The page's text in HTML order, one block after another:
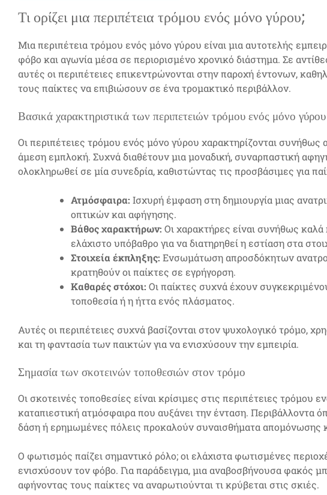
Τι ορίζει μια περιπέτεια τρόμου ενός μόνο γύρου;
Μια περιπέτεια τρόμου ενός μόνο γύρου είναι μια αυτοτελής
φόβο και αγωνία μέσα σε περιορισμένο χρονικό διάστημα. Σε
αυτές οι περιπέτειες επικεντρώνονται στην παροχή έντονων,
τους παίκτες να επιβιώσουν σε ένα τρομακτικό περιβάλλον.
Βασικά χαρακτηριστικά των περιπετειών τρόμου ενός μόνο γύρου
Οι περιπέτειες τρόμου ενός μόνο γύρου χαρακτηρίζονται
άμεση εμπλοκή. Συχνά διαθέτουν μια μοναδική, συναρπαστική
ολοκληρωθεί σε μία συνεδρία, καθιστώντας τις προσβάσιμες για
Ατμόσφαιρα: Ισχυρή έμφαση στη δημιουργία μιας
οπτικών και αφήγησης.
Βάθος χαρακτήρων: Οι χαρακτήρες είναι συνήθως
ελάχιστο υπόβαθρο για να διατηρηθεί η εστίαση στα
Στοιχεία έκπληξης: Ενσωμάτωση απροσδόκητων
κρατηθούν οι παίκτες σε εγρήγορση.
Καθαρές στόχοι: Οι παίκτες συχνά έχουν
τοποθεσία ή η ήττα ενός πλάσματος.
Αυτές οι περιπέτειες συχνά βασίζονται στον ψυχολογικό τρόμο,
και τη φαντασία των παικτών για να ενισχύσουν την εμπειρία.
Σημασία των σκοτεινών τοποθεσιών στον τρόμο
Οι σκοτεινές τοποθεσίες είναι κρίσιμες στις περιπέτειες
καταπιεστική ατμόσφαιρα που αυξάνει την ένταση. Περιβάλλοντα
δάση ή ερημωμένες πόλεις προκαλούν συναισθήματα απομόνωσης
Ο φωτισμός παίζει σημαντικό ρόλο; οι ελάχιστα φωτισμένες
ενισχύσουν τον φόβο. Για παράδειγμα, μια αναβοσβήνουσα φακός
αφήνοντας τους παίκτες να αναρωτιούνται τι κρύβεται στις σκιές.